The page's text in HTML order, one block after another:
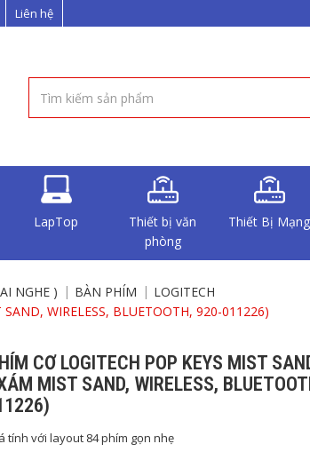
Liên hệ
LapTop
Thiết bị văn
phòng
Thiết Bị Mạng
NGHE ) BÀN PHÍM
LOGITECH
WIRELESS, BLUETOOTH, 920-011226)
CƠ LOGITECH POP KEYS MIST
MIST SAND, WIRELESS,
tính với layout 84 phím gọn nhẹ